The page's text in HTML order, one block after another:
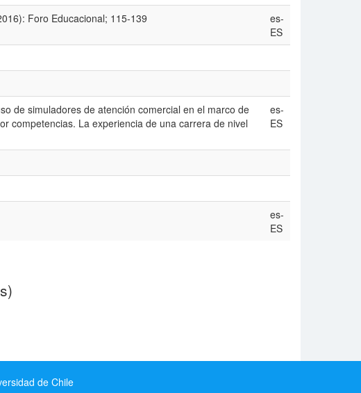
Foro Educacional; 115-139
es-
ES
de simuladores de atención comercial en el marco de
competencias. La experiencia de una carrera de nivel
es-
ES
es-
ES
de Chile